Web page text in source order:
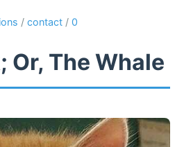
/ contact / 0
Or, The Whale